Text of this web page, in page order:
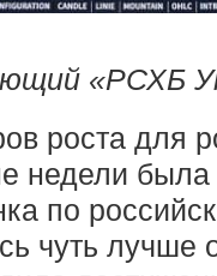
«РСХБ
роста для
недели была
по
чуть лучше